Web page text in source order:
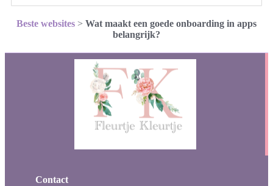
Beste websites > Wat maakt een goede onboarding in apps
belangrijk?
Contact